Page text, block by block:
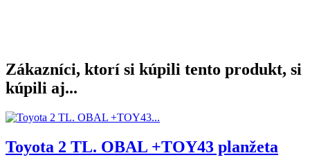
Zákazníci, ktorí si kúpili tento produkt, si
kúpili aj...
Toyota 2 TL. OBAL +TOY43 planžeta